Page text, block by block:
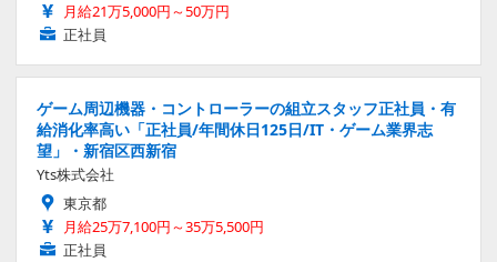
月給21万5,000円～50万円
正社員
ゲーム周辺機器・コントローラーの組立スタッフ正社員・有
給消化率高い「正社員/年間休日125日/IT・ゲーム業界志
望」・新宿区西新宿
Yts株式会社
東京都
月給25万7,100円～35万5,500円
正社員